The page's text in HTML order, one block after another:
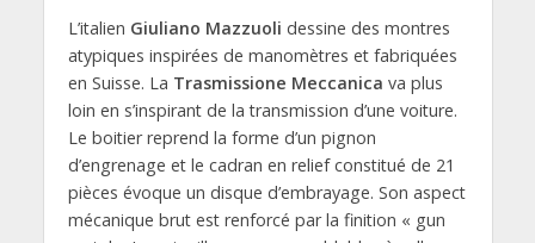
L’italien Giuliano Mazzuoli dessine des montres
atypiques inspirées de manomètres et fabriquées
en Suisse. La Trasmissione Meccanica va plus
loin en s’inspirant de la transmission d’une voiture.
Le boitier reprend la forme d’un pignon
d’engrenage et le cadran en relief constitué de 21
pièces évoque un disque d’embrayage. Son aspect
mécanique brut est renforcé par la finition « gun